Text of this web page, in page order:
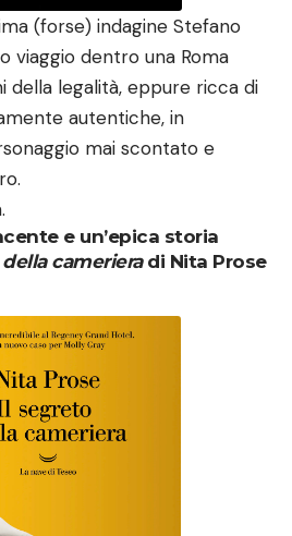
(forse) indagine Stefano
viaggio dentro una Roma
della legalità, eppure ricca di
autentiche, in
mai scontato e
e un’epica storia
camerieradi Nita Prose